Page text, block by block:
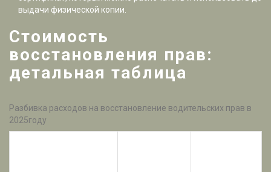
выдачи физической копии.
Стоимость
восстановления прав:
детальная таблица
Разбивка расходов на восстановление водительских прав в
2025году